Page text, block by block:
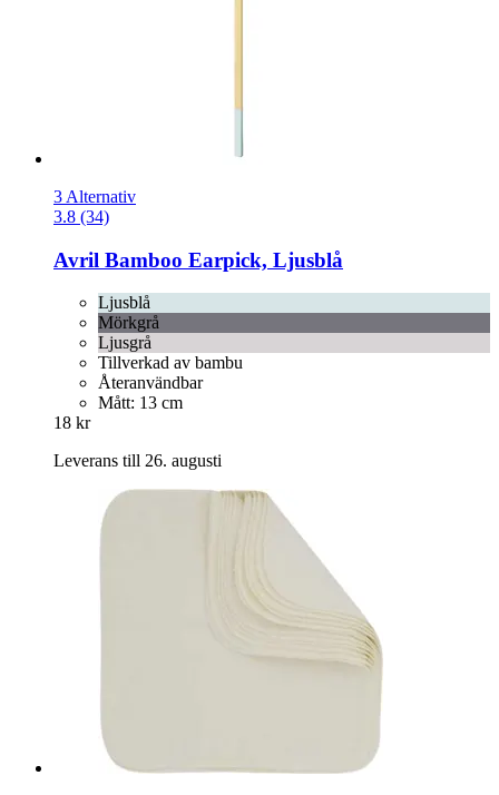
3 Alternativ
3.8 (34)
Avril Bamboo Earpick, Ljusblå
Ljusblå
Mörkgrå
Ljusgrå
Tillverkad av bambu
Återanvändbar
Mått: 13 cm
18 kr
Leverans till 26. augusti